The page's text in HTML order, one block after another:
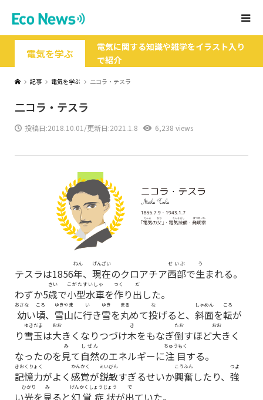
電気を学ぶ
電気に関する知識や雑学をイラスト入り
で紹介
記事 電気を学ぶ 二コラ・テスラ
二コラ・テスラ
投稿日:2018.10.01 /更新日:2021.1.8 6,238 views
テスラは1856年
ねん
、 現在
げんざい
のクロアチア西部
せいぶ
で生
う
まれる。
わずか5歳
さい
で小型水車
こがたすいしゃ
を作
つく
り出
だ
した。
幼
おさな
い頃
ころ
、 雪山
ゆきやま
に行
い
き雪
ゆき
を丸
まる
めて投
な
げると、 斜面
しゃめん
を転
ころ
が
り雪玉
ゆきだま
は大
おお
きくなりつづけ木
き
をもなぎ倒
たお
すほど大
おお
きく
なったのを見
み
て自然
しぜん
のエネルギーに注目
ちゅうもく
する。
記憶力
きおくりょく
がよく感覚
かんかく
が鋭敏
えいびん
すぎるせいか興奮
こうふん
したり、 強
つよ
ひかり み げんかくしょうじょう で